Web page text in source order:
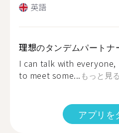
英語
理想のタンデムパートナ
I can talk with
to meet some... もっと見る
アプリを